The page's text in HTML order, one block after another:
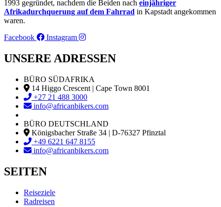
1993 gegründet, nachdem die Beiden nach einjähriger
Afrikadurchquerung auf dem Fahrrad in Kapstadt angekommen
waren.
Facebook
Instagram
UNSERE ADRESSEN
BÜRO SÜDAFRIKA
14 Higgo Crescent | Cape Town 8001
+27 21 488 3000
info@africanbikers.com
BÜRO DEUTSCHLAND
Königsbacher Straße 34 | D-76327 Pfinztal
+49 6221 647 8155
info@africanbikers.com
SEITEN
Reiseziele
Radreisen